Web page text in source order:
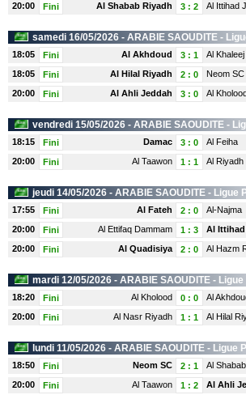
20:00 Fini Al Shabab Riyadh 3 : 2 Al Ittihad
samedi 16/05/2026 - ARABIE SAOUDITE -
18:05 Fini Al Akhdoud 3 : 1
Al Khaleej
18:05
Fini Al Hilal Riyadh 2 : 0
Neom SC
20:00
Fini Al Ahli Jeddah 3 : 0 Al Kholood
vendredi 15/05/2026 - ARABIE SAOUDITE -
18:15 Fini Damac 3 : 0
Al Feiha
20:00
Fini Al Taawon 1 : 1 Al Riyadh
jeudi 14/05/2026 - ARABIE SAOUDITE - Ligue
17:55 Fini Al Fateh 2 : 0
Al-Najma
20:00
Fini Al Ettifaq Dammam 1 : 3
Al Ittihad
20:00
Fini Al Quadisiya 2 : 0 Al Hazm
mardi 12/05/2026 - ARABIE SAOUDITE - Ligue
18:20 Fini Al Kholood 0 : 0
Al
20:00
Fini Al Nasr Riyadh 1 : 1 Al Hilal
lundi 11/05/2026 - ARABIE SAOUDITE - Ligue
18:50 Fini Neom SC 2 : 1
Al
20:00
Fini Al Taawon 1 : 2 Al Ahli